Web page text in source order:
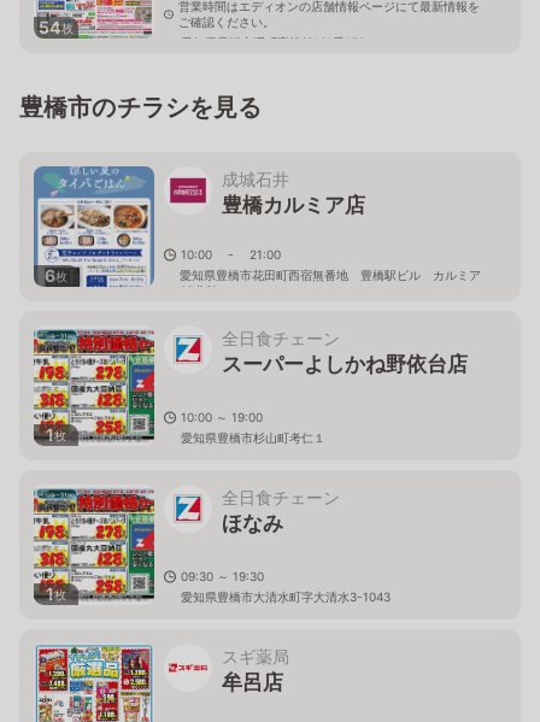
54枚
営業時間はエディオンの店舗情報ページにて最新情報を
ご確認ください。
愛知県豊橋市曙町字松並101番153
豊橋市のチラシを見る
6枚
成城石井
豊橋カルミア店
10:00 - 21:00
愛知県豊橋市花田町西宿無番地 豊橋駅ビル カルミア
2F北館
1枚
全日食チェーン
スーパーよしかね野依台店
10:00 ～ 19:00
愛知県豊橋市杉山町考仁１
1枚
全日食チェーン
ほなみ
09:30 ～ 19:30
愛知県豊橋市大清水町字大清水3-1043
スギ薬局
牟呂店